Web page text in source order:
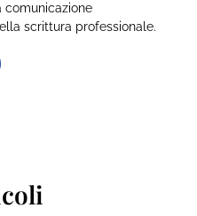
comunicazione
scrittura professionale.